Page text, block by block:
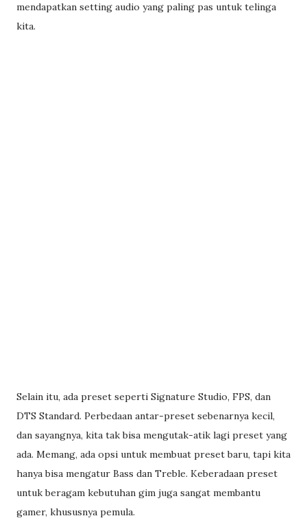
mendapatkan setting audio yang paling pas untuk telinga
kita.
Selain itu, ada preset seperti Signature Studio, FPS, dan
DTS Standard. Perbedaan antar-preset sebenarnya kecil,
dan sayangnya, kita tak bisa mengutak-atik lagi preset yang
ada. Memang, ada opsi untuk membuat preset baru, tapi kita
hanya bisa mengatur Bass dan Treble. Keberadaan preset
untuk beragam kebutuhan gim juga sangat membantu
gamer, khususnya pemula.